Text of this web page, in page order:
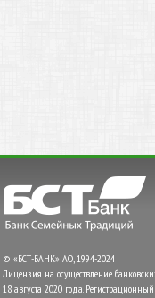
© «БСТ-БАНК» АО, 1994-2024
Лицензия на осуществление
18 августа 2020 года.